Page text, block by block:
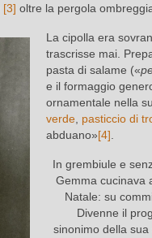
[3] oltre la pergola
La cipolla era
trascrisse mai.
pasta di salame («
e il formaggio
ornamentale nella
verde, pasticcio di
abduano»[4].
In grembiule e
Gemma cucinava
Natale: su
Divenne il
sinonimo della sua